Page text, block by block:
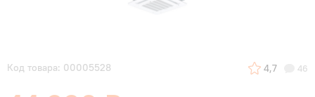
Код товара: 00005528 4,7 46